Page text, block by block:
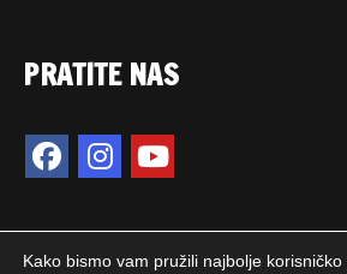
PRATITE NAS
Kako bismo vam pružili najbolje